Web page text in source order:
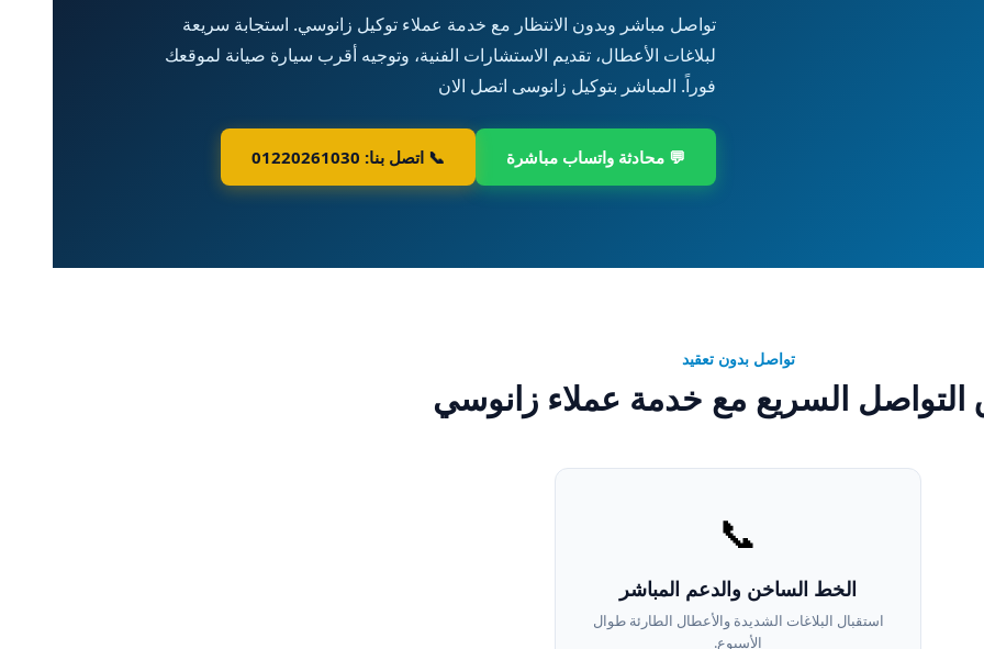
تواصل مباشر وبدون الانتظار مع خدمة عملاء توكيل زانوسي. استجابة سريعة
لبلاغات الأعطال، تقديم الاستشارات الفنية، وتوجيه أقرب سيارة صيانة لموقعك
فوراً. المباشر بتوكيل زانوسى اتصل الان
💬 محادثة واتساب مباشرة 📞 اتصل بنا: 01220261030
تواصل بدون تعقيد
السريع مع خدمة عملاء زانوسي
📞
الخط الساخن والدعم المباشر
استقبال البلاغات الشديدة والأعطال الطارئة طوال
الأسبوع.